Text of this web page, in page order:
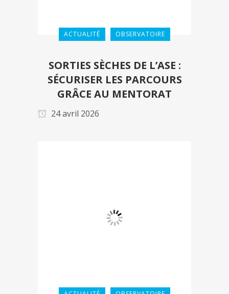
ACTUALITÉ OBSERVATOIRE
SORTIES SÈCHES DE L’ASE :
SÉCURISER LES PARCOURS
GRÂCE AU MENTORAT
24 avril 2026